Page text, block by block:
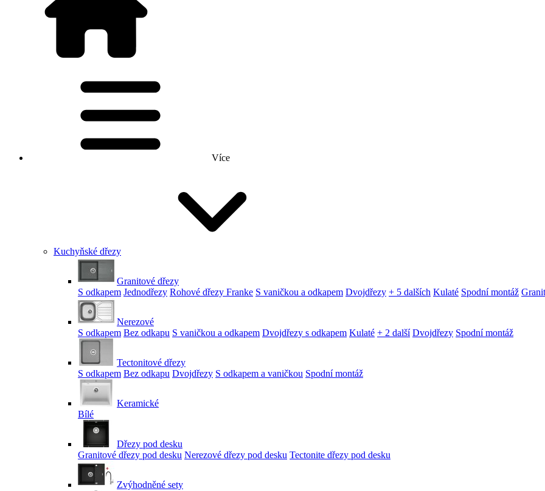
Více
Kuchyňské dřezy
Granitové dřezy
S odkapem Jednodřezy Rohové dřezy Franke S vaničkou a odkapem Dvojdřezy + 5 dalších Kulaté Spodní montáž
Nerezové
S odkapem Bez odkapu S vaničkou a odkapem Dvojdřezy s odkapem Kulaté + 2 další Dvojdřezy Spodní montáž
Tectonitové dřezy
S odkapem Bez odkapu Dvojdřezy S odkapem a vaničkou Spodní montáž
Keramické
Bílé
Dřezy pod desku
Granitové dřezy pod desku Nerezové dřezy pod desku Tectonite dřezy pod desku
Zvýhodněné sety